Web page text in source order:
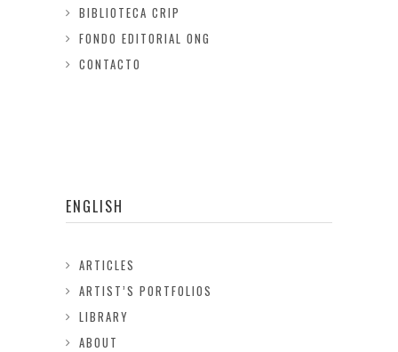
BIBLIOTECA CRIP
FONDO EDITORIAL ONG
CONTACTO
ENGLISH
ARTICLES
ARTIST’S PORTFOLIOS
LIBRARY
ABOUT